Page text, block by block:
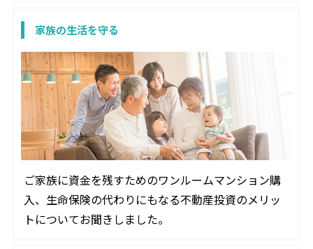
家族の生活を守る
ご家族に資金を残すためのワンルームマンション購
入、生命保険の代わりにもなる不動産投資のメリッ
トについてお聞きしました。